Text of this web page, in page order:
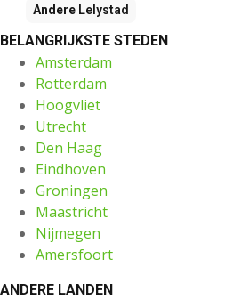
Andere Lelystad
BELANGRIJKSTE STEDEN
Amsterdam
Rotterdam
Hoogvliet
Utrecht
Den Haag
Eindhoven
Groningen
Maastricht
Nijmegen
Amersfoort
ANDERE LANDEN